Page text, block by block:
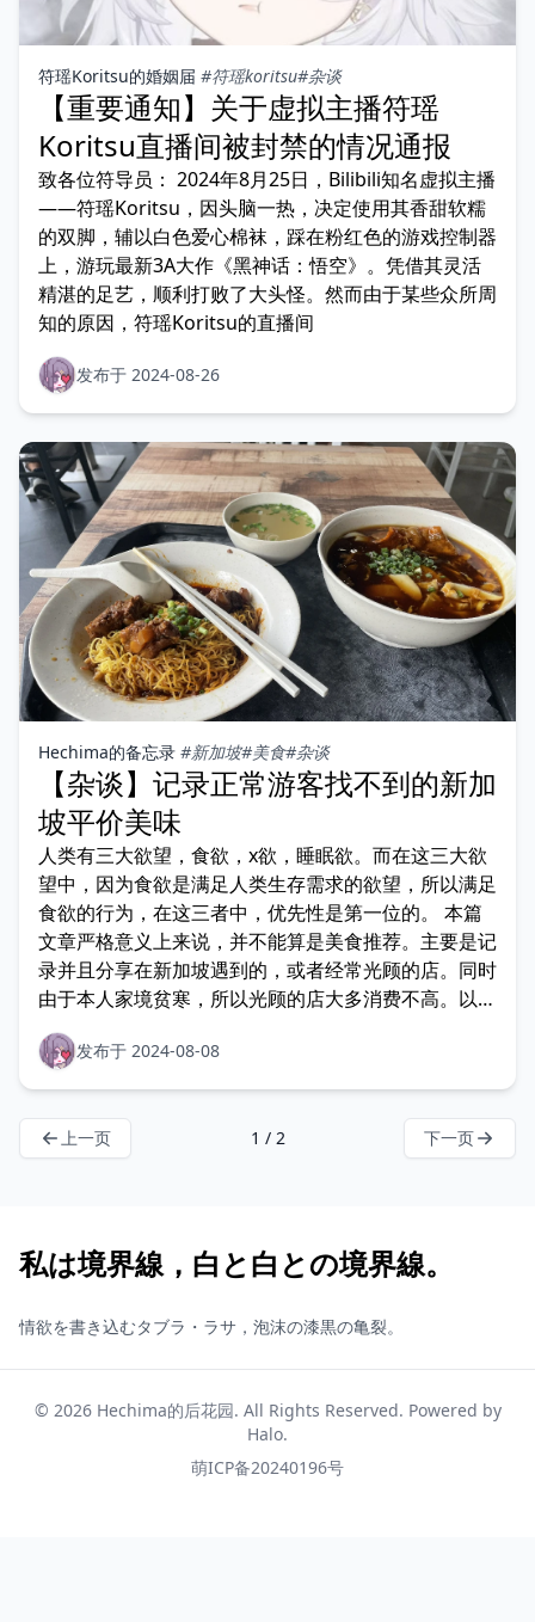
符瑶Koritsu的婚姻届 #符瑶koritsu#杂谈
【重要通知】关于虚拟主播符瑶
Koritsu直播间被封禁的情况通报
致各位符导员： 2024年8月25日，Bilibili知名虚拟主播
——符瑶Koritsu，因头脑一热，决定使用其香甜软糯
的双脚，辅以白色爱心棉袜，踩在粉红色的游戏控制器
上，游玩最新3A大作《黑神话：悟空》。凭借其灵活
精湛的足艺，顺利打败了大头怪。然而由于某些众所周
知的原因，符瑶Koritsu的直播间
发布于 2024-08-26
Hechima的备忘录 #新加坡#美食#杂谈
【杂谈】记录正常游客找不到的新加
坡平价美味
人类有三大欲望，食欲，x欲，睡眠欲。而在这三大欲
望中，因为食欲是满足人类生存需求的欲望，所以满足
食欲的行为，在这三者中，优先性是第一位的。 本篇
文章严格意义上来说，并不能算是美食推荐。主要是记
录并且分享在新加坡遇到的，或者经常光顾的店。同时
由于本人家境贫寒，所以光顾的店大多消费不高。以
及，由于我比较
发布于 2024-08-08
上一页 1 / 2 下一页
私は境界線，白と白との境界線。
情欲を書き込むタブラ・ラサ，泡沫の漆黒の亀裂。
© 2026 Hechima的后花园. All Rights Reserved. Powered by
Halo.
萌ICP备20240196号